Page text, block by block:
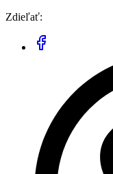
Zdieľať: